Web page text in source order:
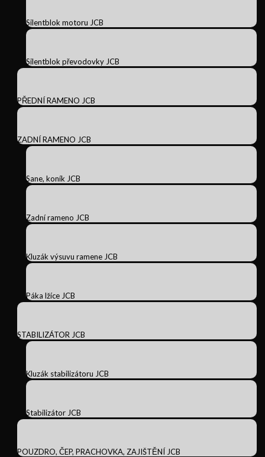
Silentblok motoru JCB
Silentblok převodovky JCB
PŘEDNÍ RAMENO JCB
ZADNÍ RAMENO JCB
Sane, koník JCB
Zadní rameno JCB
Kluzák výsuvu ramene JCB
Páka lžíce JCB
STABILIZÁTOR JCB
Kluzák stabilizátoru JCB
Stabilizátor JCB
POUZDRO, ČEP, PRACHOVKA, ZAJIŠTĚNÍ JCB